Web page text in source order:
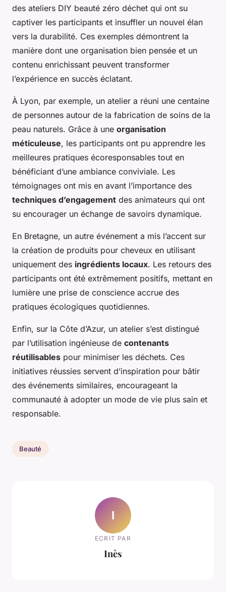
des ateliers DIY beauté zéro déchet qui ont su
captiver les participants et insuffler un nouvel élan
vers la durabilité. Ces exemples démontrent la
manière dont une organisation bien pensée et un
contenu enrichissant peuvent transformer
l’expérience en succès éclatant.
À Lyon, par exemple, un atelier a réuni une centaine
de personnes autour de la fabrication de soins de la
peau naturels. Grâce à une organisation
méticuleuse, les participants ont pu apprendre les
meilleures pratiques écoresponsables tout en
bénéficiant d’une ambiance conviviale. Les
témoignages ont mis en avant l’importance des
techniques d’engagement des animateurs qui ont
su encourager un échange de savoirs dynamique.
En Bretagne, un autre événement a mis l’accent sur
la création de produits pour cheveux en utilisant
uniquement des ingrédients locaux. Les retours des
participants ont été extrêmement positifs, mettant en
lumière une prise de conscience accrue des
pratiques écologiques quotidiennes.
Enfin, sur la Côte d’Azur, un atelier s’est distingué
par l’utilisation ingénieuse de contenants
réutilisables pour minimiser les déchets. Ces
initiatives réussies servent d’inspiration pour bâtir
des événements similaires, encourageant la
communauté à adopter un mode de vie plus sain et
responsable.
Beauté
I
ECRIT PAR
Inès